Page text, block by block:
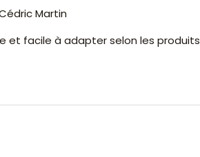
Martin
et facile à adapter selon les